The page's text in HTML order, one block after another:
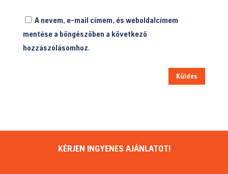
A nevem, e-mail címem, és weboldalcímem
mentése a böngészőben a következő
hozzászólásomhoz.
Küldés
KÉRJEN INGYENES AJÁNLATOT!